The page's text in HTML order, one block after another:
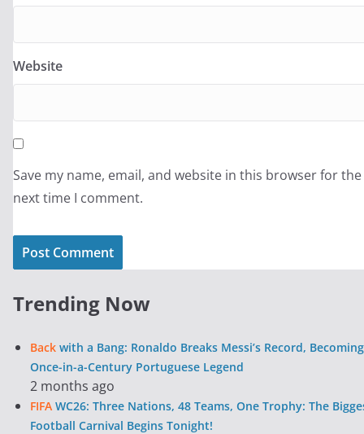
Website
Save my name, email, and website in this browser for the
next time I comment.
Trending Now
Back with a Bang: Ronaldo Breaks Messi’s Record,
Once-in-a-Century Portuguese Legend
2 months ago
FIFA WC26: Three Nations, 48 Teams, One Trophy: The
Football Carnival Begins Tonight!